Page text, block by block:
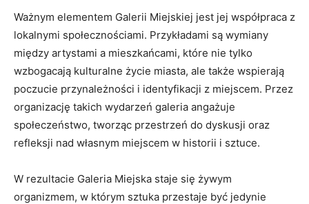
Ważnym elementem Galerii Miejskiej jest jej współpraca z
lokalnymi społecznościami. Przykładami są wymiany‍
między artystami a mieszkańcami, które nie tylko
wzbogacają kulturalne życie ​miasta, ale także wspierają⁢
poczucie przynależności i identyfikacji z miejscem. Przez
organizację ⁤takich wydarzeń galeria ‍angażuje
społeczeństwo, tworząc przestrzeń do dyskusji oraz
refleksji nad własnym miejscem w ⁣historii i sztuce.
W rezultacie Galeria⁢ Miejska staje się żywym
organizmem, w którym sztuka przestaje być jedynie